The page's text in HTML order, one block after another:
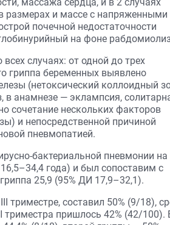
размерах и массе с напряженными
почечной недостаточности
на фоне
случаях: от одной до трех
гриппа беременных выявлено
(нетоксический коллоидный
в анамнезе — эклампсия,
сочетание нескольких факторов
и непосредственной причиной
пневмопатией.
бактериальной пневмонии на
года) и был сопоставим с
25,9 (95% ДИ 17,9–32,1).
триместре, составил 50% (9/18),
пришлось 42% (42/100).